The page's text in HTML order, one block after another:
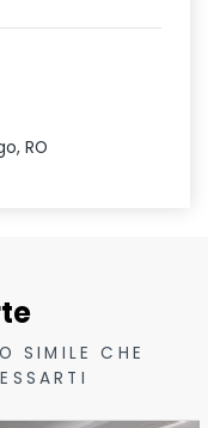
RO
SIMILE CHE